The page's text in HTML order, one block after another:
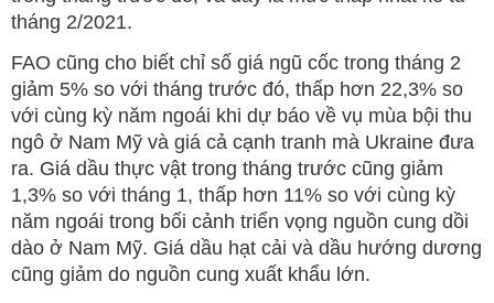
tháng 2/2021.
FAO cũng cho biết chỉ số giá ngũ cốc trong tháng 2
giảm 5% so với tháng trước đó, thấp hơn 22,3% so
với cùng kỳ năm ngoái khi dự báo về vụ mùa bội thu
ngô ở Nam Mỹ và giá cả cạnh tranh mà Ukraine đưa
ra. Giá dầu thực vật trong tháng trước cũng giảm
1,3% so với tháng 1, thấp hơn 11% so với cùng kỳ
năm ngoái trong bối cảnh triển vọng nguồn cung dồi
dào ở Nam Mỹ. Giá dầu hạt cải và dầu hướng dương
cũng giảm do nguồn cung xuất khẩu lớn.